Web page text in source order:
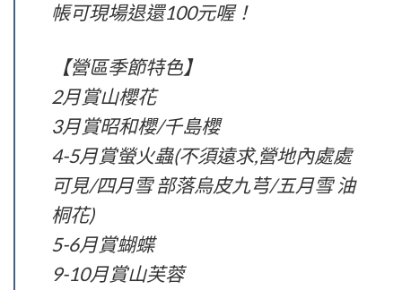
帳可現場退還100元喔！
【營區季節特色】
2月賞山櫻花
3月賞昭和櫻/千島櫻
4-5月賞螢火蟲(不須遠求,營地內處處
可見/四月雪 部落烏皮九芎/五月雪 油
桐花)
5-6月賞蝴蝶
9-10月賞山芙蓉